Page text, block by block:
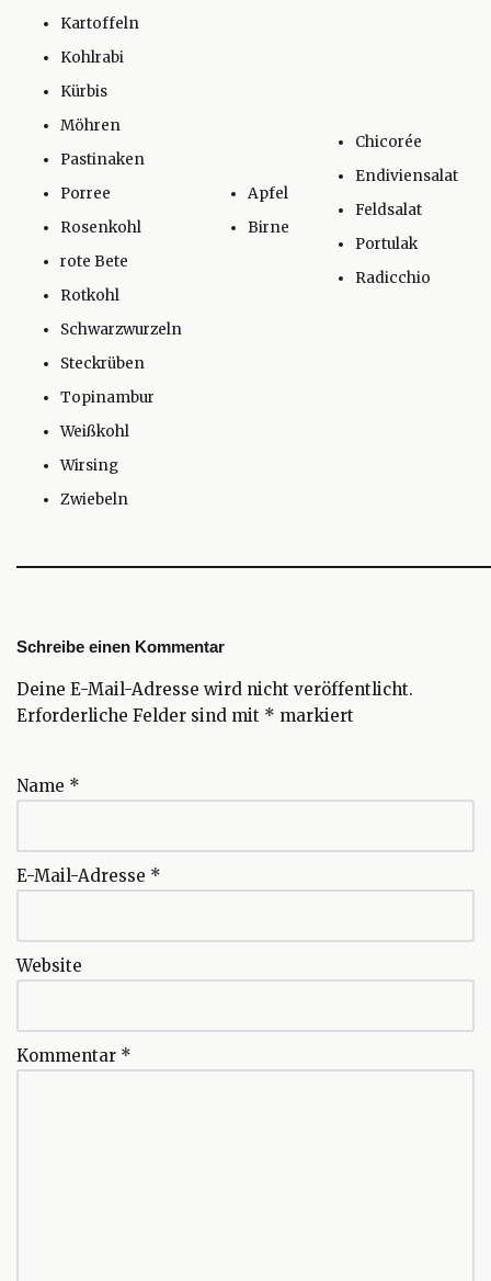
Kartoffeln
Kohlrabi
Kürbis
Möhren
Pastinaken
Porree
Rosenkohl
rote Bete
Rotkohl
Schwarzwurzeln
Steckrüben
Topinambur
Weißkohl
Wirsing
Zwiebeln
Apfel
Birne
Chicorée
Endiviensalat
Feldsalat
Portulak
Radicchio
Schreibe einen Kommentar
Deine E-Mail-Adresse wird nicht veröffentlicht.
Erforderliche Felder sind mit * markiert
Name *
E-Mail-Adresse *
Website
Kommentar *